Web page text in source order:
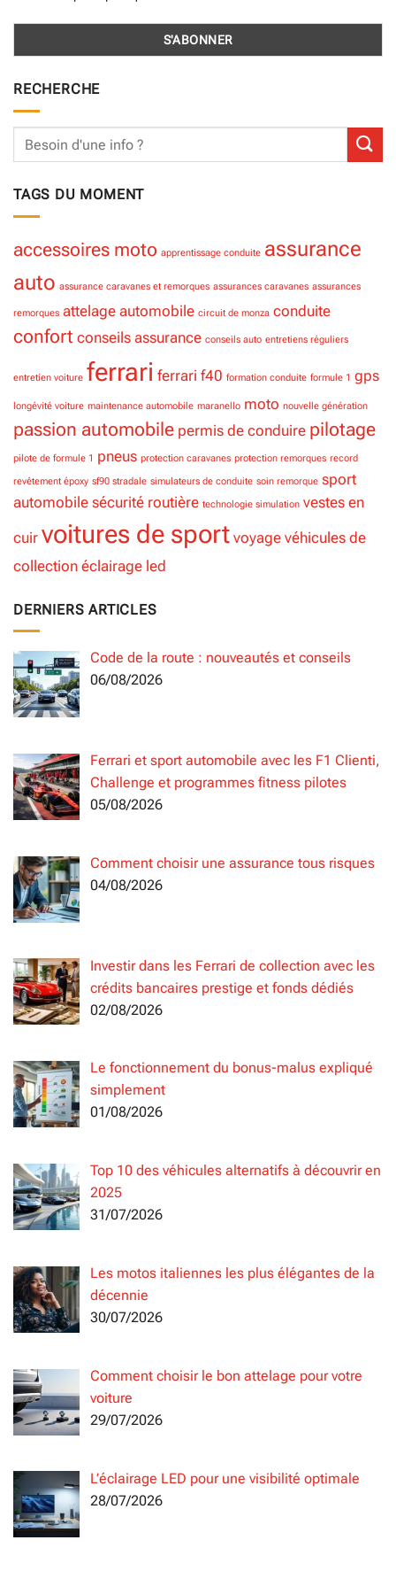
RECHERCHE
TAGS DU MOMENT
accessoires moto apprentissage conduite assurance
auto assurance caravanes et remorques assurances caravanes assurances
remorques attelage automobile circuit de monza conduite
confort conseils assurance conseils auto entretiens réguliers
entretien voiture ferrari ferrari f40 formation conduite formule 1 gps
longévité voiture maintenance automobile maranello moto nouvelle génération
passion automobile permis de conduire pilotage
pilote de formule 1 pneus protection caravanes protection remorques record
revêtement époxy sf90 stradale simulateurs de conduite soin remorque sport
automobile sécurité routière technologie simulation vestes en
cuir voitures de sport voyage véhicules de
collection éclairage led
DERNIERS ARTICLES
Code de la route : nouveautés et conseils
06/08/2026
Ferrari et sport automobile avec les F1 Clienti,
Challenge et programmes fitness pilotes
05/08/2026
Comment choisir une assurance tous risques
04/08/2026
Investir dans les Ferrari de collection avec les
crédits bancaires prestige et fonds dédiés
02/08/2026
Le fonctionnement du bonus-malus expliqué
simplement
01/08/2026
Top 10 des véhicules alternatifs à découvrir en
2025
31/07/2026
Les motos italiennes les plus élégantes de la
décennie
30/07/2026
Comment choisir le bon attelage pour votre
voiture
29/07/2026
L’éclairage LED pour une visibilité optimale
28/07/2026